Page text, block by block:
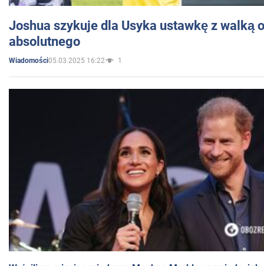
Joshua szykuje dla Usyka ustawkę z walką
absolutnego
Wiadomości05.03.2025 16:22 1